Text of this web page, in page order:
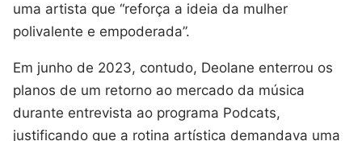
uma artista que “reforça a ideia da mulher
polivalente e empoderada”.
Em junho de 2023, contudo, Deolane enterrou os
planos de um retorno ao mercado da música
durante entrevista ao programa Podcats,
justificando que a rotina artística demandava uma